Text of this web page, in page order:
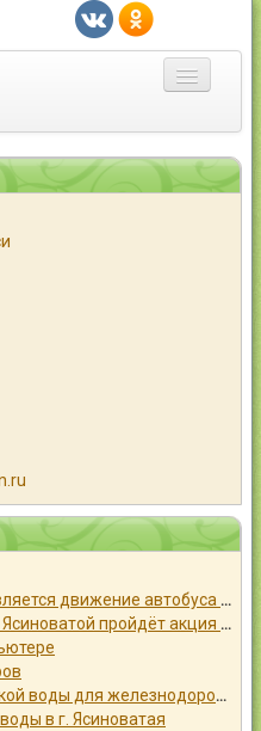
Войти
7 сентября 2022 возобновляется движение автобуса № 23
В День памяти и скорби в Ясиноватой пройдёт акция «Свеча памяти»
График подвоза технической воды для железнодорожной части города Ясиноватая
в г. Ясиноватая